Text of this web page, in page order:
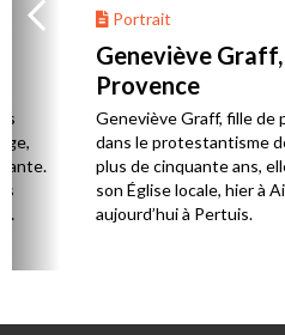
Portrait
Geneviève
Provence
Geneviève Graff, fille de
dans le protestantisme
plus de cinquante ans,
son Église locale, hier à
aujourd’hui à Pertuis.